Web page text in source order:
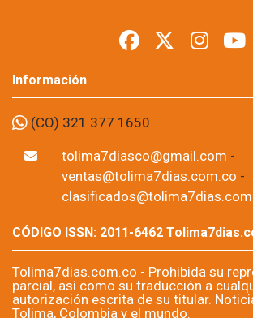
Información
(CO) 321 377 1650
tolima7diasco@gmail.com -
ventas@tolima7dias.com.co -
CÓDIGO ISSN: 2011-6462
Tolima7dias.com.co - Prohibida su
parcial, así como su traducción a
autorización escrita de su titular.
Tolima, Colombia y el mundo.